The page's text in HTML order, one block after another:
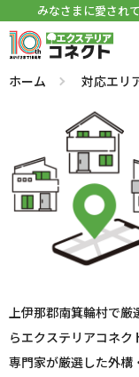
みなさまに愛され
ホーム 対応エリ
上伊那郡南箕輪村で厳
らエクステリアコネク
専門家が厳選した外構